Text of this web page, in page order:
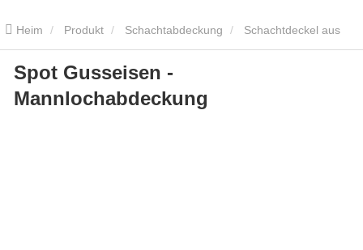
Heim Produkt Schachtabdeckung Schachtdeckel aus
Gusseisen Spot Gusseisen -Mannlochabdeckung
Spot Gusseisen -
Mannlochabdeckung